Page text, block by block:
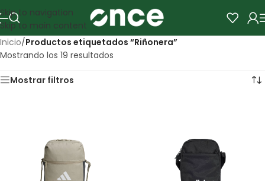
Skip to navigation
Skip to main content
Inicio/Productos etiquetados “Riñonera”
Mostrando los 19 resultados
Mostrar filtros